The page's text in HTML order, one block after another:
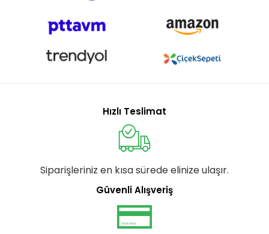
Hızlı Teslimat
Siparişleriniz en kısa sürede elinize ulaşır.
Güvenli Alışveriş